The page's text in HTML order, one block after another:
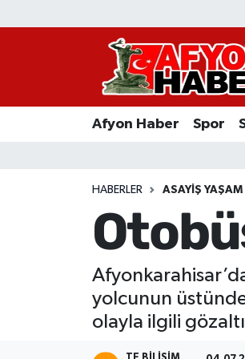
Afyon Haber Spor
HABERLER ASAYIŞ YAŞAM
yolcunun
olayla ilgili
Afyon Haber
Asayiş Yaşam
Sivil Toplum